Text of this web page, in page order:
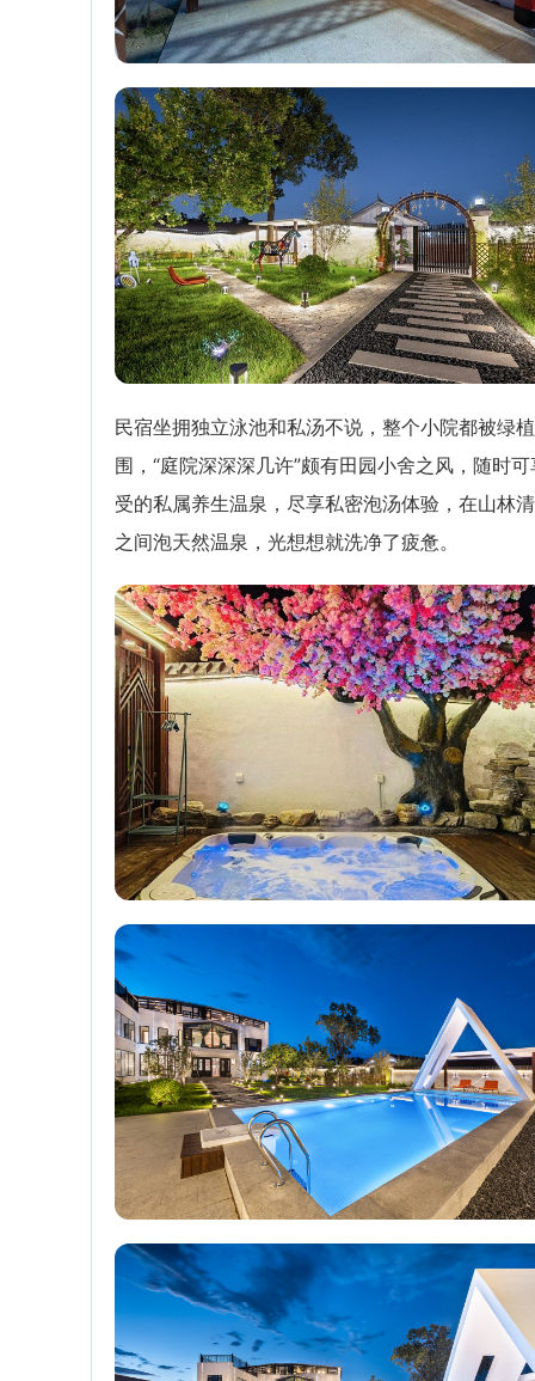
民宿坐拥独立泳池和私汤不说，整个小院都被绿
围，“庭院深深深几许”颇有田园小舍之风，随时可
受的私属养生温泉，尽享私密泡汤体验，在山林
之间泡天然温泉，光想想就洗净了疲惫。